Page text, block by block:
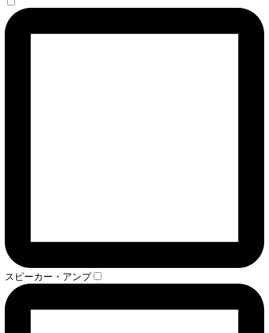
スピーカー・アンプ